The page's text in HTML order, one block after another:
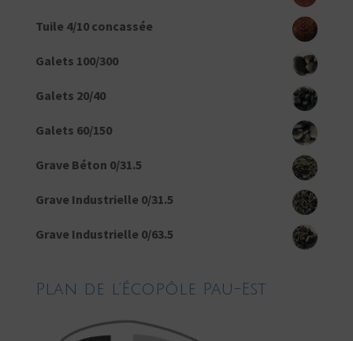
Tuile 4/10 concassée
Galets 100/300
Galets 20/40
Galets 60/150
Grave Béton 0/31.5
Grave Industrielle 0/31.5
Grave Industrielle 0/63.5
Plan de l’Écopôle Pau-Est